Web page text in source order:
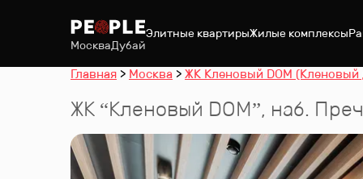
МоскваДубай
Элитные квартирыЖилые комплексы
Главная Москва ЖК Кленовый DOM (Кленовый
ЖК “Кленовый DOM”, наб.